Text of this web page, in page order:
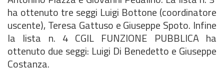
ha ottenuto tre seggi Luigi Bottone (coordinatore
uscente), Teresa Gattuso e Giuseppe Spoto. Infine
la lista n. 4 CGIL FUNZIONE PUBBLICA ha
ottenuto due seggi: Luigi Di Benedetto e Giuseppe
Costanza.